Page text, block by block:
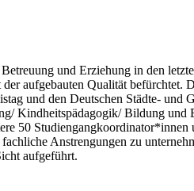
und Erziehung in den
aufgebauten Qualität
und den Deutschen Städte- und
Kindheitspädagogik/ Bildung und
50
Anstrengungen zu
aufgeführt.